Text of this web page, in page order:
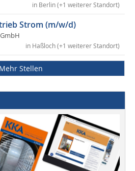
in Berlin (+1 weiterer Standort)
Strom (m/w/d)
in Haßloch (+1 weiterer Standort)
Mehr Stellen